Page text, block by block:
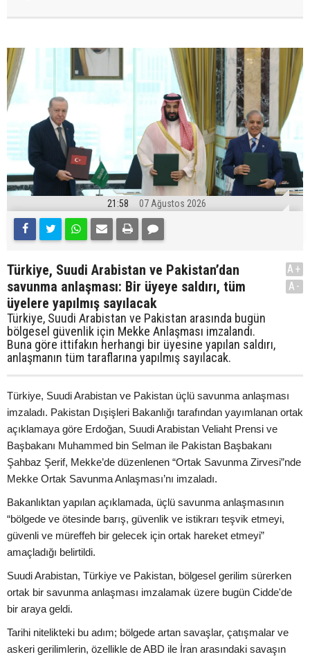
21:58 07 Ağustos 2026
Türkiye, Suudi Arabistan ve Pakistan’dan
savunma anlaşması: Bir üyeye saldırı, tüm
üyelere yapılmış sayılacak
Türkiye, Suudi Arabistan ve Pakistan arasında bugün
bölgesel güvenlik için Mekke Anlaşması imzalandı.
Buna göre ittifakın herhangi bir üyesine yapılan saldırı,
anlaşmanın tüm taraflarına yapılmış sayılacak.
A+
A-
Türkiye, Suudi Arabistan ve Pakistan üçlü savunma anlaşması
imzaladı. Pakistan Dışişleri Bakanlığı tarafından yayımlanan ortak
açıklamaya göre Erdoğan, Suudi Arabistan Veliaht Prensi ve
Başbakanı Muhammed bin Selman ile Pakistan Başbakanı
Şahbaz Şerif, Mekke’de düzenlenen “Ortak Savunma Zirvesi”nde
Mekke Ortak Savunma Anlaşması’nı imzaladı.
Bakanlıktan yapılan açıklamada, üçlü savunma anlaşmasının
“bölgede ve ötesinde barış, güvenlik ve istikrarı teşvik etmeyi,
güvenli ve müreffeh bir gelecek için ortak hareket etmeyi”
amaçladığı belirtildi.
Suudi Arabistan, Türkiye ve Pakistan, bölgesel gerilim sürerken
ortak bir savunma anlaşması imzalamak üzere bugün Cidde'de
bir araya geldi.
Tarihi nitelikteki bu adım; bölgede artan savaşlar, çatışmalar ve
askeri gerilimlerin, özellikle de ABD ile İran arasındaki savaşın